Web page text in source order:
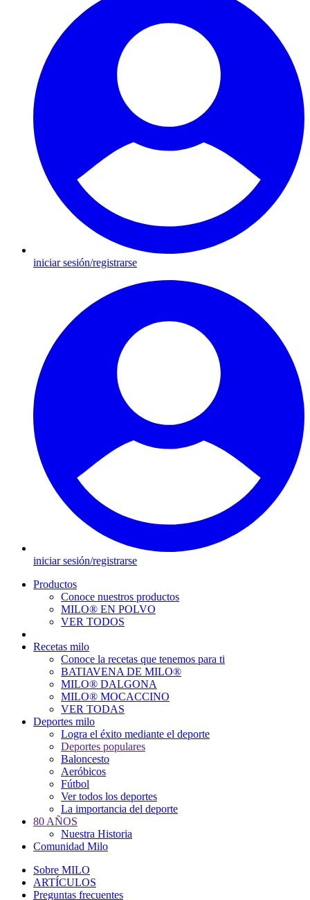
iniciar sesión/registrarse
iniciar sesión/registrarse
navigation
Productos
Conoce nuestros productos
MILO® EN POLVO
VER TODOS
Recetas milo
Conoce la recetas que tenemos para ti
BATIAVENA DE MILO®
MILO® DALGONA
MILO® MOCACCINO
VER TODAS
Deportes milo
Logra el éxito mediante el deporte
Deportes populares
Baloncesto
Aeróbicos
Fútbol
Ver todos los deportes
La importancia del deporte
80 AÑOS
Nuestra Historia
Comunidad Milo
Sobre MILO
ARTÍCULOS
Preguntas frecuentes